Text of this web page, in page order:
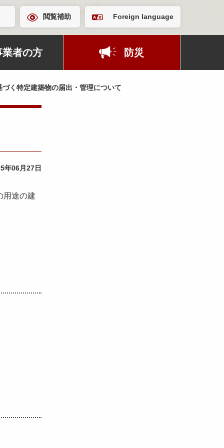
閲覧補助 Foreign language
業者の方 防災
く特定建築物の届出・管理について
年06月27日
用途の建